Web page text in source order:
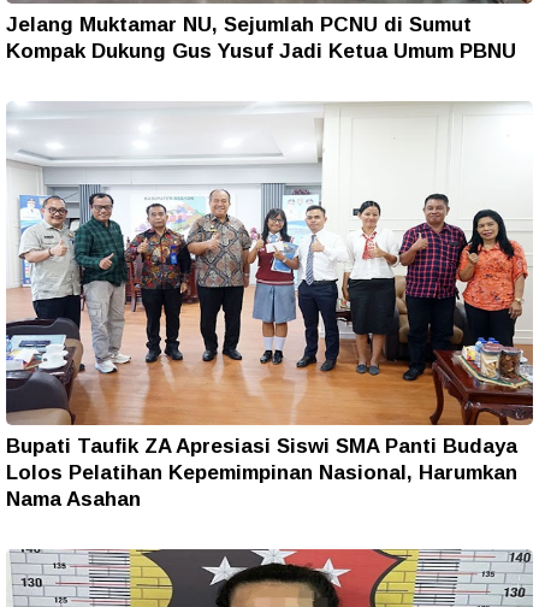
Jelang Muktamar NU, Sejumlah PCNU di Sumut
Kompak Dukung Gus Yusuf Jadi Ketua Umum PBNU
Bupati Taufik ZA Apresiasi Siswi SMA Panti Budaya
Lolos Pelatihan Kepemimpinan Nasional, Harumkan
Nama Asahan